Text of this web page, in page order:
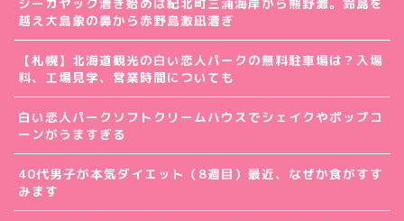
シーカヤック漕ぎ始めは紀北町三浦海岸から熊野灘。鈴島を
越え大島象の鼻から赤野島激凪漕ぎ
【札幌】北海道観光の白い恋人パークの無料駐車場は？入場
料、工場見学、営業時間についても
白い恋人パークソフトクリームハウスでシェイクやポップコ
ーンがうますぎる
40代男子が本気ダイエット（8週目）最近、なぜか食がすす
みます